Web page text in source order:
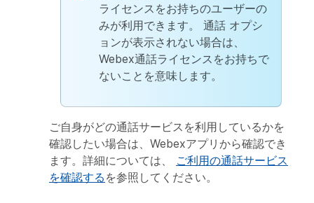
ライセンスをお持ちのユーザーの
みが利用できます。 通話 オプシ
ョンが表示されない場合は、
Webex通話ライセンスをお持ちで
ないことを意味します。
ご自身がどの通話サービスを利用しているかを
確認したい場合は、Webexアプリから確認でき
ます。詳細については、 ご利用の通話サービス
を確認する を参照してください。